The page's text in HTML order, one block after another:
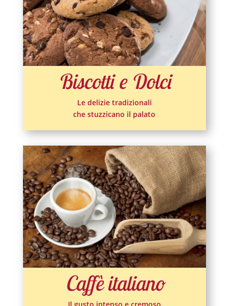
Biscotti e Dolci
Le delizie tradizionali
che stuzzicano il palato
Caffè italiano